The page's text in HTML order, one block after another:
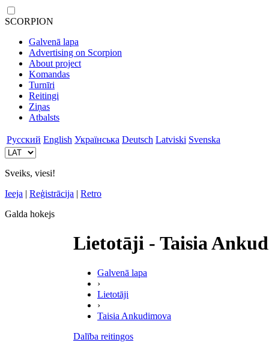
SCORPION
Galvenā lapa
Advertising on Scorpion
About project
Komandas
Turnīri
Reitingi
Ziņas
Atbalsts
Русский English Українська Deutsch Latviski Svenska
Sveiks, viesi!
Ieeja | Reģistrācija | Retro
Galda hokejs
Lietotāji - Taisia
Galvenā lapa
›
Lietotāji
›
Taisia Ankudimova
Dalība reitingos